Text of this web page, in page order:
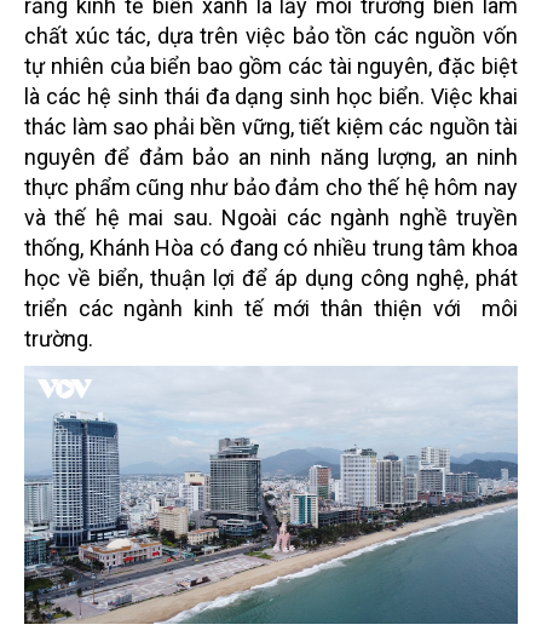
chất xúc tác, dựa trên việc bảo tồn các nguồn vốn
tự nhiên của biển bao gồm các tài nguyên, đặc biệt
là các hệ sinh thái đa dạng sinh học biển. Việc khai
thác làm sao phải bền vững, tiết kiệm các nguồn tài
nguyên để đảm bảo an ninh năng lượng, an ninh
thực phẩm cũng như bảo đảm cho thế hệ hôm nay
và thế hệ mai sau. Ngoài các ngành nghề truyền
thống, Khánh Hòa có đang có nhiều trung tâm khoa
học về biển, thuận lợi để áp dụng công nghệ, phát
triển các ngành kinh tế mới thân thiện với môi
trường.